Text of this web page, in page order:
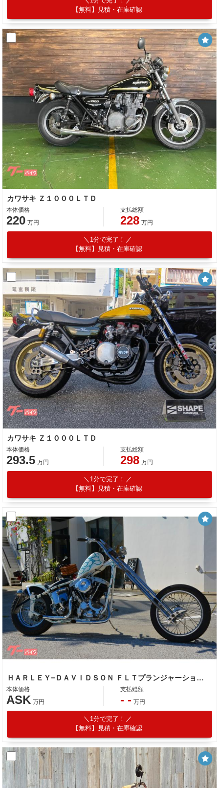
【無料】見積・在庫確認
カワサキ Ｚ１０００ＬＴＤ
本体価格
220 万円
支払総額
228 万円
1分で完了！
【無料】見積・在庫確認
カワサキ Ｚ１０００ＬＴＤ
本体価格
293.5 万円
支払総額
298 万円
1分で完了！
【無料】見積・在庫確認
ＨＡＲＬＥＹ−ＤＡＶＩＤＳＯＮ ＦＬＴプランジャーショベル
本体価格
ASK 万円
支払総額
- - 万円
1分で完了！
【無料】見積・在庫確認